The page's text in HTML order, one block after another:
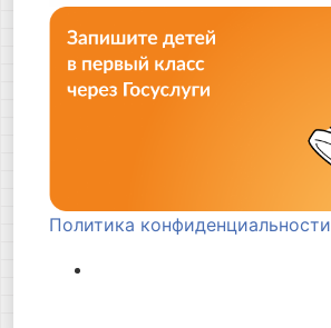
Политика конфиденциальности